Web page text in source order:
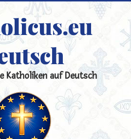
Katholiken auf Deutsch